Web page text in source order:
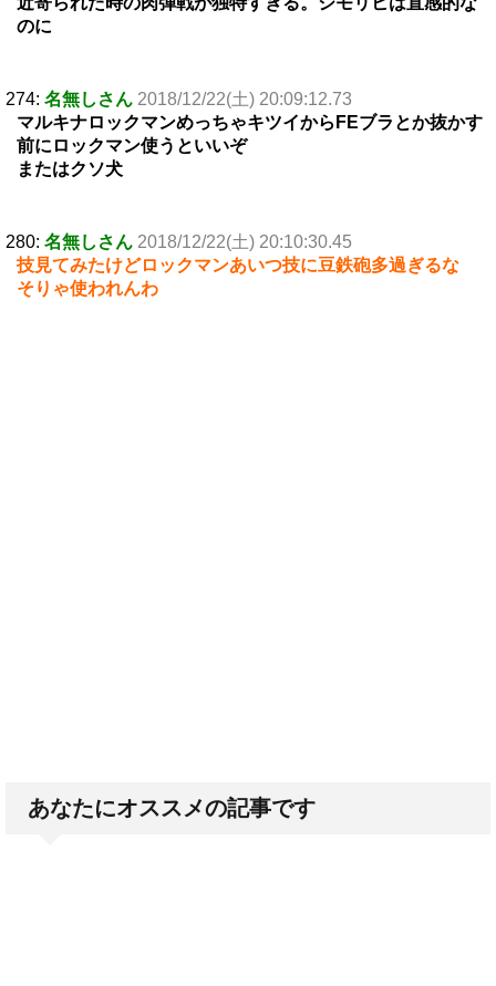
のに
274: 名無しさん 2018/12/22(土) 20:09:12.73
マルキナロックマンめっちゃキツイからFEブラとか抜かす
前にロックマン使うといいぞ
またはクソ犬
280: 名無しさん 2018/12/22(土) 20:10:30.45
技見てみたけどロックマンあいつ技に豆鉄砲多過ぎるな
そりゃ使われんわ
あなたにオススメの記事です